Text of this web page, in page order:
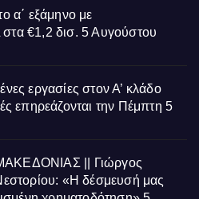
α΄ εξάμηνο με
€1,2 δισ. 5 Αυγούστου
εργασίες στον Α’ κλάδο
επηρεάζονται την Πέμπτη 5
|| Γιώργος
«Η δέσμευσή μας